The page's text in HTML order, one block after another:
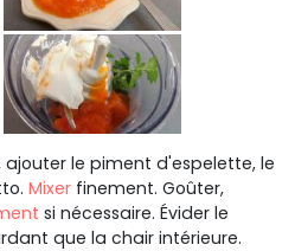
ajouter le piment d'espelette, le
Mixer finement. Goûter,
si nécessaire. Évider le
que la chair intérieure.